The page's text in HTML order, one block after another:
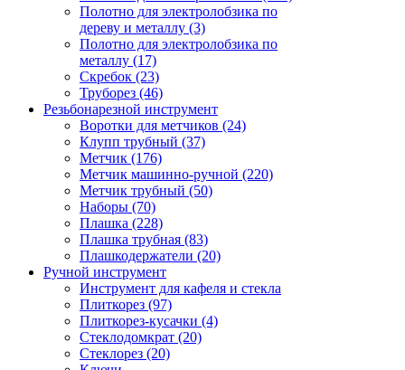
Полотно для электролобзика по
дереву и металлу (3)
Полотно для электролобзика по
металлу (17)
Скребок (23)
Труборез (46)
Резьбонарезной инструмент
Воротки для метчиков (24)
Клупп трубный (37)
Метчик (176)
Метчик машинно-ручной (220)
Метчик трубный (50)
Наборы (70)
Плашка (228)
Плашка трубная (83)
Плашкодержатели (20)
Ручной инструмент
Инструмент для кафеля и стекла
Плиткорез (97)
Плиткорез-кусачки (4)
Стеклодомкрат (20)
Стеклорез (20)